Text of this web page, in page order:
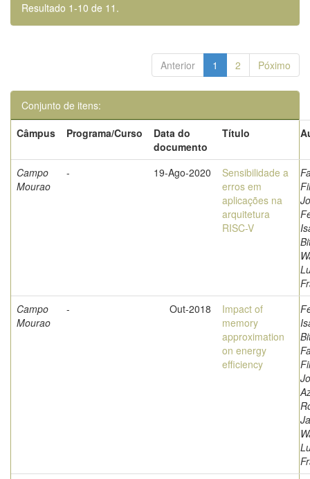
Resultado 1-10 de 11.
Anterior 1 2 Póximo
Conjunto de itens:
Câmpus
Programa/Curso
Data do
documento
Título
Campo
Mourao
- 19-Ago-2020
Sensibilidade a
erros em
aplicações na
arquitetura
RISC-V
Campo
Mourao
- Out-2018
Impact of
memory
approximation
on energy
efficiency